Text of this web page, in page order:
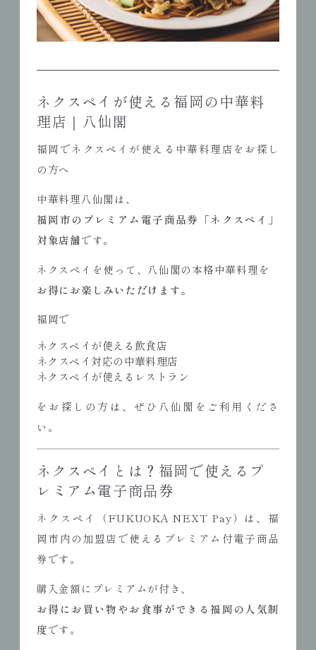
ネクスペイが使える福岡の中華料
理店｜八仙閣
福岡でネクスペイが使える中華料理店をお探し
の方へ
中華料理八仙閣は、
福岡市のプレミアム電子商品券「ネクスペイ」
対象店舗です。
ネクスペイを使って、八仙閣の本格中華料理を
お得にお楽しみいただけます。
福岡で
ネクスペイが使える飲食店
ネクスペイ対応の中華料理店
ネクスペイが使えるレストラン
をお探しの方は、ぜひ八仙閣をご利用くださ
い。
ネクスペイとは？福岡で使えるプ
レミアム電子商品券
ネクスペイ（FUKUOKA NEXT Pay）は、福
岡市内の加盟店で使えるプレミアム付電子商品
券です。
購入金額にプレミアムが付き、
お得にお買い物やお食事ができる福岡の人気制
度です。